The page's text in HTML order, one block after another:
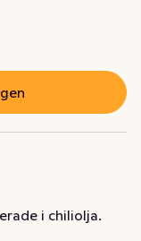
i chiliolja.